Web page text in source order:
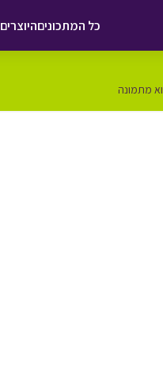
כל המתכוניםהיוצרים
מתמונה